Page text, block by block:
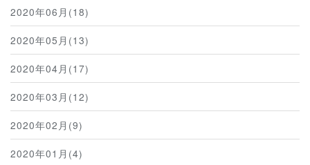
2020年06月(18)
2020年05月(13)
2020年04月(17)
2020年03月(12)
2020年02月(9)
2020年01月(4)